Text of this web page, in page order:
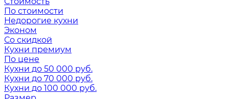
По стоимости
Недорогие кухни
Эконом
Со скидкой
Кухни премиум
По цене
Кухни до 50 000 руб.
Кухни до 70 000 руб.
Кухни до 100 000 руб.